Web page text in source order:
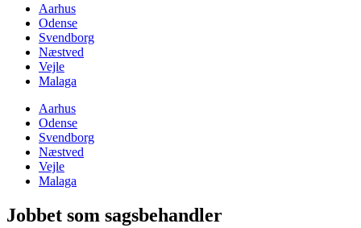
Aarhus
Odense
Svendborg
Næstved
Vejle
Malaga
Aarhus
Odense
Svendborg
Næstved
Vejle
Malaga
Jobbet som sagsbehandler